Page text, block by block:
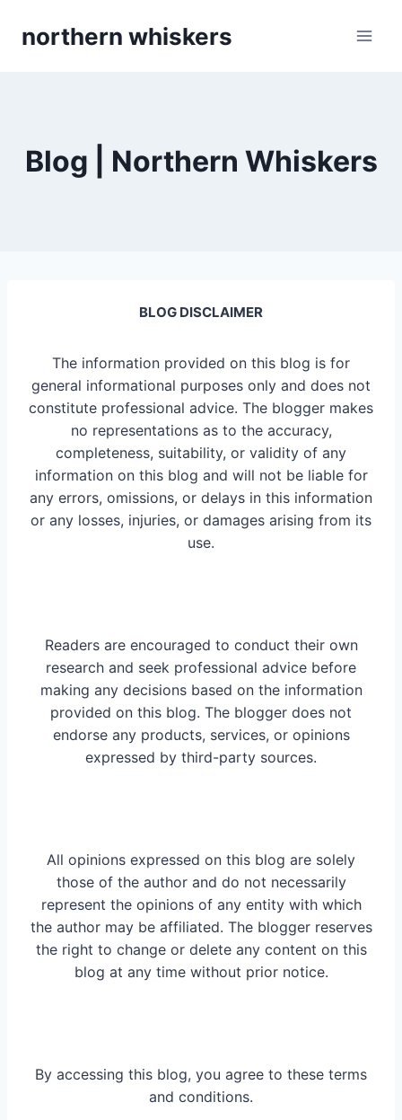
northern whiskers
Blog | Northern Whiskers
BLOG DISCLAIMER
The information provided on this blog is for
general informational purposes only and does not
constitute professional advice. The blogger makes
no representations as to the accuracy,
completeness, suitability, or validity of any
information on this blog and will not be liable for
any errors, omissions, or delays in this information
or any losses, injuries, or damages arising from its
use.
Readers are encouraged to conduct their own
research and seek professional advice before
making any decisions based on the information
provided on this blog. The blogger does not
endorse any products, services, or opinions
expressed by third-party sources.
All opinions expressed on this blog are solely
those of the author and do not necessarily
represent the opinions of any entity with which
the author may be affiliated. The blogger reserves
the right to change or delete any content on this
blog at any time without prior notice.
By accessing this blog, you agree to these terms
and conditions.